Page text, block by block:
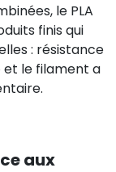
le PLA
finis qui
: résistance
et le filament a
aux